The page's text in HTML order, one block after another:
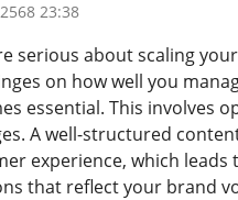
23:38
serious about scaling
on how well you
essential. This involves
A well-structured
experience, which
that reflect your brand